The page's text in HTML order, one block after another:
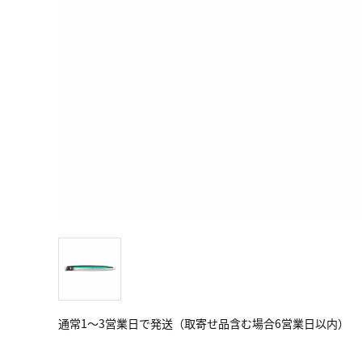
通常1～3営業日で発送（取寄せ品含む場合6営業日以内）